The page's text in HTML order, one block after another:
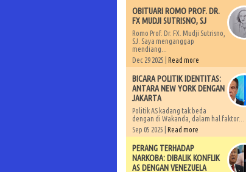
OBITUARI ROMO PROF. DR.
FX MUDJI SUTRISNO, SJ
Romo Prof. Dr. FX. Mudji Sutrisno,
SJ. Saya menganggap
mendiang...
Dec 29 2025 | Read more
BICARA POLITIK IDENTITAS:
ANTARA NEW YORK DENGAN
JAKARTA
Politik AS kadang tak beda
dengan di Wakanda, dalam hal faktor...
Sep 05 2025 | Read more
PERANG TERHADAP
NARKOBA: DIBALIK KONFLIK
AS DENGAN VENEZUELA